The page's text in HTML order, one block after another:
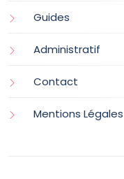
Guides
Administratif
Contact
Mentions Légales